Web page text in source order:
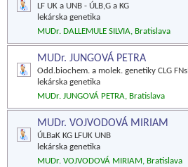
LF UK a UNB - ÚLB,G a KG
lekárska genetika
MUDr. DALLEMULE SILVIA, Bratislava
MUDr. JUNGOVÁ PETRA
Odd.biochem. a molek. genetiky CLG
lekárska genetika
MUDr. JUNGOVÁ PETRA, Bratislava
MUDr. VOJVODOVÁ MIRIAM
ÚLBaK KG LFUK UNB
lekárska genetika
MUDr. VOJVODOVÁ MIRIAM, Bratislava